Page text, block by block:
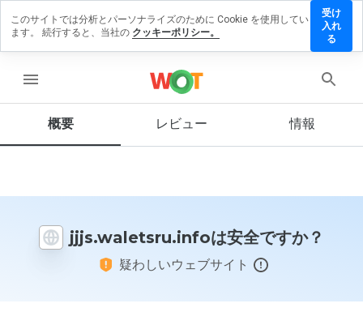
menu
概要 レビュー 情報
jjjs.waletsru.infoは安全ですか？
疑わしいウェブサイト
ューを
この
イト
このサイトでは分析とパーソナライズのために Cookie を使用してい
ます。 続行すると、当社の クッキーポリシー。
受け
入れ
る